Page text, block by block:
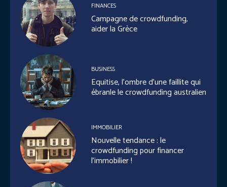
FINANCES
Campagne de crowdfunding,
aider la Grèce
BUSINESS
Equitise, l’ombre d’une faillite qui
ébranle le crowdfunding australien
IMMOBILIER
Nouvelle tendance : le
crowdfunding pour financer
l’immobilier !